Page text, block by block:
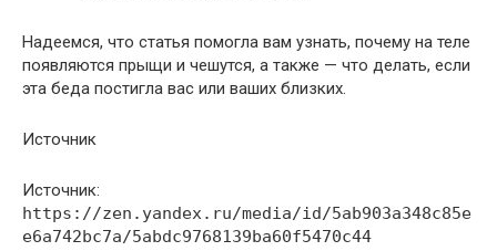
Надеемся, что статья помогла вам узнать, почему на теле
появляются прыщи и чешутся, а также — что делать, если
эта беда постигла вас или ваших близких.
Источник
Источник:
https://zen.yandex.ru/media/id/5ab903a348c85e
e6a742bc7a/5abdc9768139ba60f5470c44